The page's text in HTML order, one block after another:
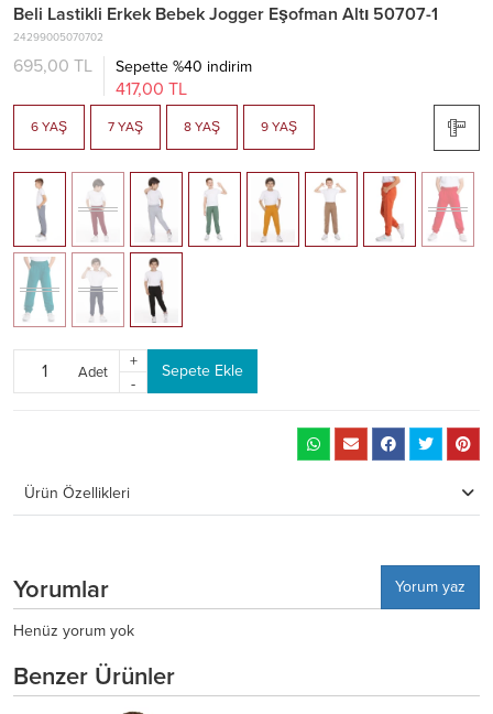
Beli Lastikli Erkek Bebek Jogger Eşofman Altı 50707-1
24299005070702
695,00 TL Sepette %40 indirim
417,00 TL
6 YAŞ 7 YAŞ 8 YAŞ 9 YAŞ
Adet
+
-
Sepete Ekle
Ürün Özellikleri
Yorumlar
Yorum yaz
Henüz yorum yok
Benzer Ürünler